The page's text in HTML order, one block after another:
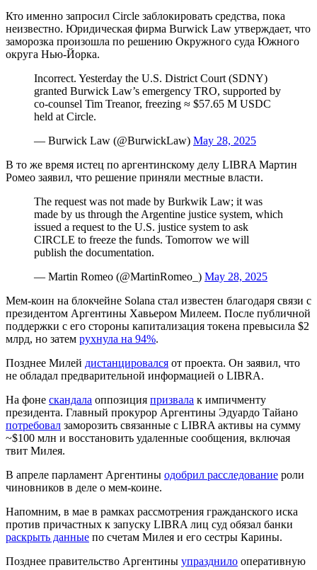
Кто именно запросил Circle заблокировать средства, пока
неизвестно. Юридическая фирма Burwick Law утверждает, что
заморозка произошла по решению Окружного суда Южного
округа Нью-Йорка.
Incorrect. Yesterday the U.S. District Court (SDNY)
granted Burwick Law’s emergency TRO, supported by
co-counsel Tim Treanor, freezing ≈ $57.65 M USDC
held at Circle.
— Burwick Law (@BurwickLaw) May 28, 2025
В то же время истец по аргентинскому делу LIBRA Мартин
Ромео заявил, что решение приняли местные власти.
The request was not made by Burkwik Law; it was
made by us through the Argentine justice system, which
issued a request to the U.S. justice system to ask
CIRCLE to freeze the funds. Tomorrow we will
publish the documentation.
— Martin Romeo (@MartinRomeo_) May 28, 2025
Мем-коин на блокчейне Solana стал известен благодаря связи с
президентом Аргентины Хавьером Милеем. После публичной
поддержки с его стороны капитализация токена превысила $2
млрд, но затем рухнула на 94%.
Позднее Милей дистанцировался от проекта. Он заявил, что
не обладал предварительной информацией о LIBRA.
На фоне скандала оппозиция призвала к импичменту
президента. Главный прокурор Аргентины Эдуардо Тайано
потребовал заморозить связанные с LIBRA активы на сумму
~$100 млн и восстановить удаленные сообщения, включая
твит Милея.
В апреле парламент Аргентины одобрил расследование роли
чиновников в деле о мем-коине.
Напомним, в мае в рамках рассмотрения гражданского иска
против причастных к запуску LIBRA лиц суд обязал банки
раскрыть данные по счетам Милея и его сестры Карины.
Позднее правительство Аргентины упразднило оперативную